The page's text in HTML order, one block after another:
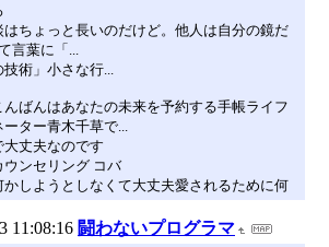
はちょっと長いのだけど。他人は自分の鏡だ
言葉に「...
技術」小さな行...
んばんはあなたの未来を予約する手帳ライフ
ター青木千草で...
大丈夫なのです
ウンセリング コバ
かしようとしなくて大丈夫愛されるために何
11:08:16 闘わないプログラマ